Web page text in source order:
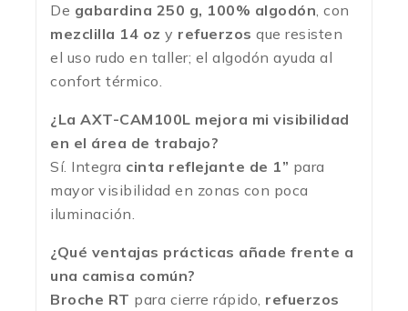
De gabardina 250 g, 100% algodón, con
mezclilla 14 oz y refuerzos que resisten
el uso rudo en taller; el algodón ayuda al
confort térmico.
¿La AXT-CAM100L mejora mi visibilidad
en el área de trabajo?
Sí. Integra cinta reflejante de 1” para
mayor visibilidad en zonas con poca
iluminación.
¿Qué ventajas prácticas añade frente a
una camisa común?
Broche RT para cierre rápido, refuerzos